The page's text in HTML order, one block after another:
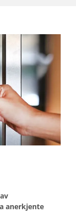
anerkjente